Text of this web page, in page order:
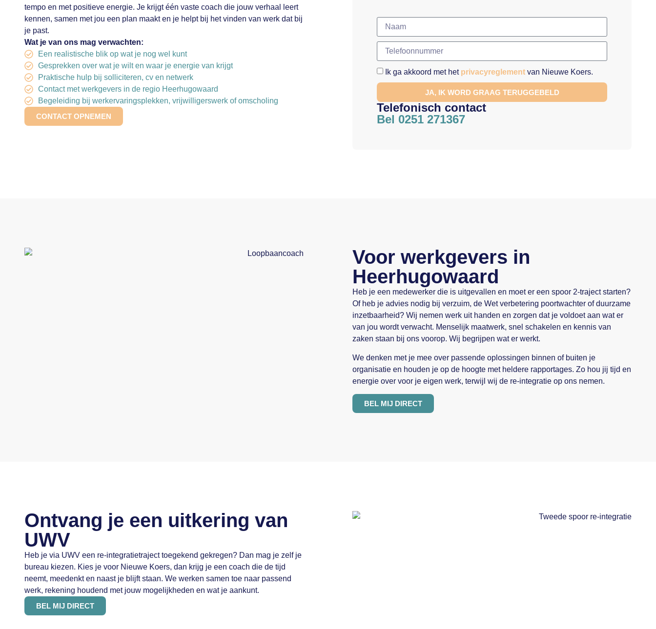
Ik ga akkoord met het privacyreglement van Nieuwe Koers.
JA, IK WORD GRAAG TERUGGEBELD
Telefonisch contact
Bel 0251 271367
tempo en met positieve energie. Je krijgt één vaste coach die jouw verhaal leert
kennen, samen met jou een plan maakt en je helpt bij het vinden van werk dat bij
je past.
Wat je van ons mag verwachten:
Een realistische blik op wat je nog wel kunt
Gesprekken over wat je wilt en waar je energie van krijgt
Praktische hulp bij solliciteren, cv en netwerk
Contact met werkgevers in de regio Heerhugowaard
Begeleiding bij werkervaringsplekken, vrijwilligerswerk of omscholing
CONTACT OPNEMEN
Voor werkgevers in
Heerhugowaard
Heb je een medewerker die is uitgevallen en moet er een spoor 2-traject starten?
Of heb je advies nodig bij verzuim, de Wet verbetering poortwachter of duurzame
inzetbaarheid? Wij nemen werk uit handen en zorgen dat je voldoet aan wat er
van jou wordt verwacht. Menselijk maatwerk, snel schakelen en kennis van
zaken staan bij ons voorop. Wij begrijpen wat er werkt.
We denken met je mee over passende oplossingen binnen of buiten je
organisatie en houden je op de hoogte met heldere rapportages. Zo hou jij tijd en
energie over voor je eigen werk, terwijl wij de re-integratie op ons nemen.
BEL MIJ DIRECT
Ontvang je een uitkering van
UWV
Heb je via UWV een re-integratietraject toegekend gekregen? Dan mag je zelf je
bureau kiezen. Kies je voor Nieuwe Koers, dan krijg je een coach die de tijd
neemt, meedenkt en naast je blijft staan. We werken samen toe naar passend
werk, rekening houdend met jouw mogelijkheden en wat je aankunt.
BEL MIJ DIRECT